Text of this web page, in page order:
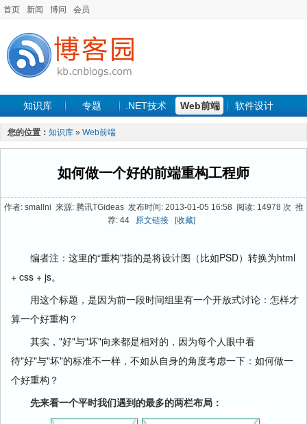
首页 新闻 博问 会员
知识库 专题 .NET技术 Web前端 软件设计
手机开发 软件工程
最新文章
您的位置： 知识库 » Web前端
如何做一个好的前端重构工程师
作者: smallni 来源: 腾讯TGideas 发布时间: 2013-01-05 16:58 阅读: 14978 次 推
荐: 44 原文链接 [收藏]
编者注：这里的“重构”指的是将设计图（比如PSD）转换为html
+ css + js。
用这个标题，是因为前一段时间组里有一个开放式讨论：怎样才
算一个好重构？
其实，"好"与"坏"向来都是相对的，因为每个人眼中看
待"好"与"坏"的标准不一样，不如从自身的角度考虑一下：如何做一
个好重构？
先来看一个平时我们遇到的最多的两栏布局：